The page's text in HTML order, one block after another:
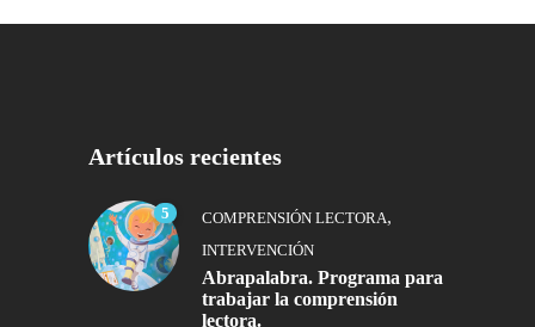
Artículos recientes
5 COMPRENSIÓN LECTORA,
INTERVENCIÓN
Abrapalabra. Programa para
trabajar la comprensión
lectora.